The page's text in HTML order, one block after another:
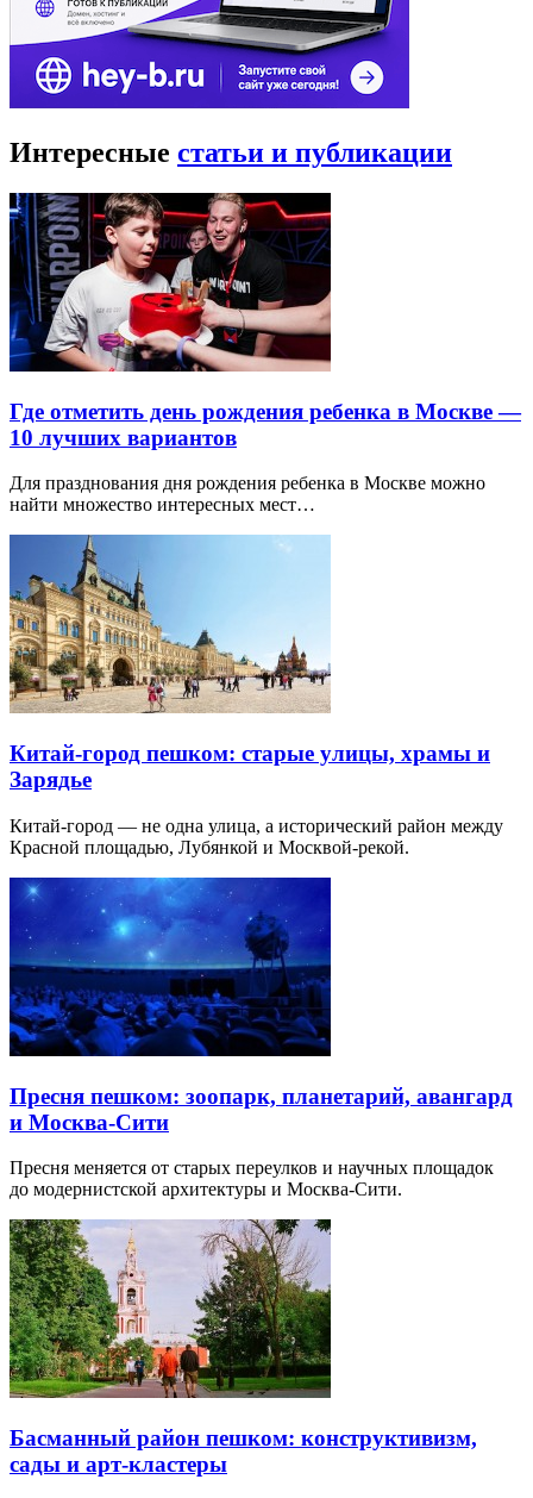
Интересные статьи и публикации
Где отметить день рождения ребенка в Москве —
10 лучших вариантов
Для празднования дня рождения ребенка в Москве можно
найти множество интересных мест…
Китай-город пешком: старые улицы, храмы и
Зарядье
Китай-город — не одна улица, а исторический район между
Красной площадью, Лубянкой и Москвой-рекой.
Пресня пешком: зоопарк, планетарий, авангард
и Москва-Сити
Пресня меняется от старых переулков и научных площадок
до модернистской архитектуры и Москва-Сити.
Басманный район пешком: конструктивизм,
сады и арт-кластеры